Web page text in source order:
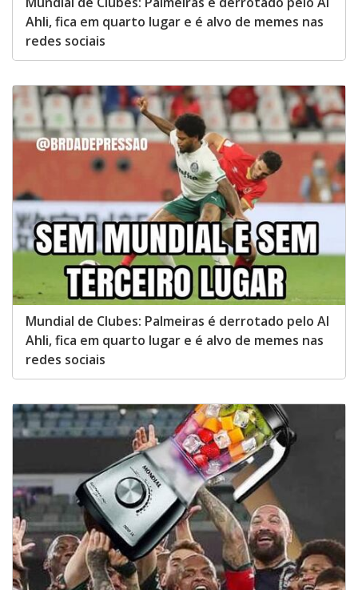
Ahli, fica em quarto lugar e é alvo de memes nas
redes sociais
Mundial de Clubes: Palmeiras é derrotado pelo Al
Ahli, fica em quarto lugar e é alvo de memes nas
redes sociais